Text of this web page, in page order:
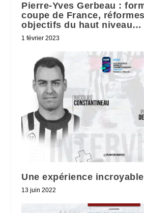
Pierre-Yves Gerbeau :
coupe de France,
objectifs du haut niveau…
1 février 2023
Une expérience
13 juin 2022